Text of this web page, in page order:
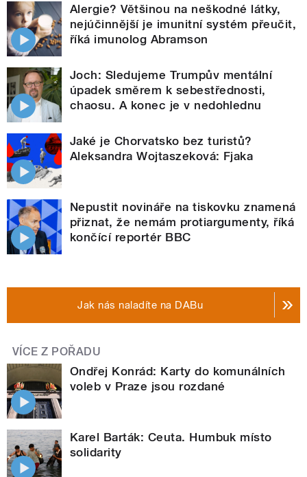
Alergie? Většinou na neškodné látky,
nejúčinnější je imunitní systém přeučit,
říká imunolog Abramson
Joch: Sledujeme Trumpův mentální
úpadek směrem k sebestřednosti,
chaosu. A konec je v nedohlednu
Jaké je Chorvatsko bez turistů?
Aleksandra Wojtaszeková: Fjaka
Nepustit novináře na tiskovku znamená
přiznat, že nemám protiargumenty, říká
končící reportér BBC
Jak nás naladíte na DABu
VÍCE Z POŘADU
Ondřej Konrád: Karty do komunálních
voleb v Praze jsou rozdané
Karel Barták: Ceuta. Humbuk místo
solidarity